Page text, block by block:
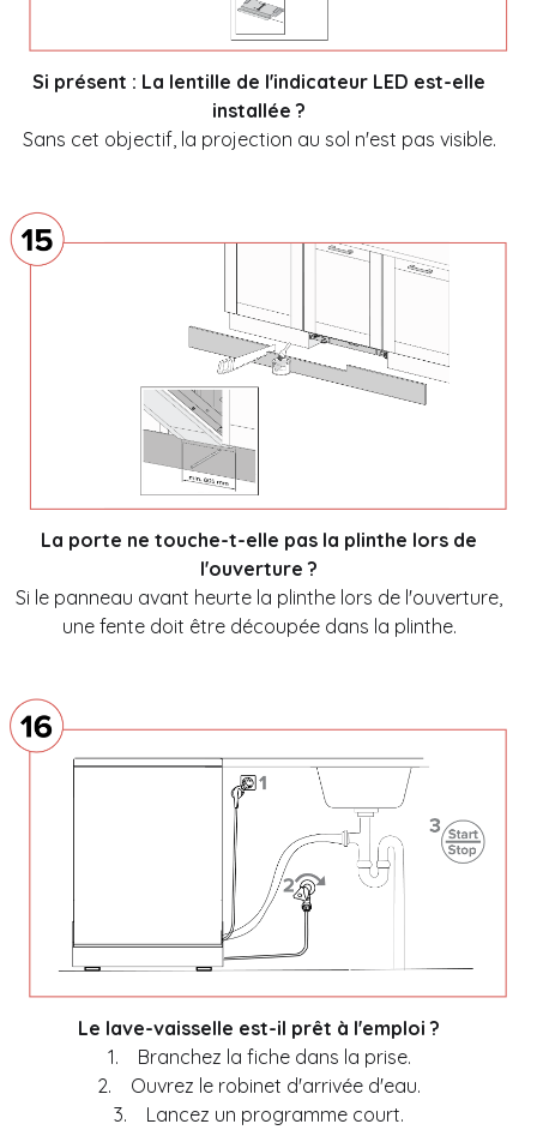
Si présent : La lentille de l'indicateur LED est-elle
installée ?
Sans cet objectif, la projection au sol n'est pas visible.
La porte ne touche-t-elle pas la plinthe lors de
l'ouverture ?
Si le panneau avant heurte la plinthe lors de l'ouverture,
une fente doit être découpée dans la plinthe.
Le lave-vaisselle est-il prêt à l'emploi ?
1.
Branchez la fiche dans la prise.
2.
Ouvrez le robinet d'arrivée d'eau.
3.
Lancez un programme court.